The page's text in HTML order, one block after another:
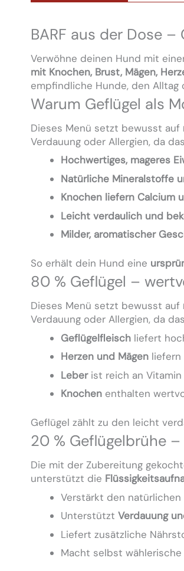
BARF aus der Dose –
Verwöhne deinen Hund mit
mit Knochen, Brust, Mägen,
empfindliche Hunde, den Alltag
Warum Geflügel als
Dieses Menü setzt bewusst auf
Verdauung oder Allergien, da
Hochwertiges, mageres
Natürliche Mineralstoffe
Knochen liefern Calcium
Leicht verdaulich und
Milder, aromatischer
So erhält dein Hund eine
80 % Geflügel –
Dieses Menü setzt bewusst auf
Verdauung oder Allergien, da
Geflügelfleisch liefert
Herzen und Mägen liefern
Leberist reich an Vitamin
Knochen enthalten
Geflügel zählt zu den leicht
20 % Geflügelbrühe
Die mit der Zubereitung
unterstützt die
Verstärkt den
Unterstützt Verdauung
Liefert zusätzliche
Macht selbst